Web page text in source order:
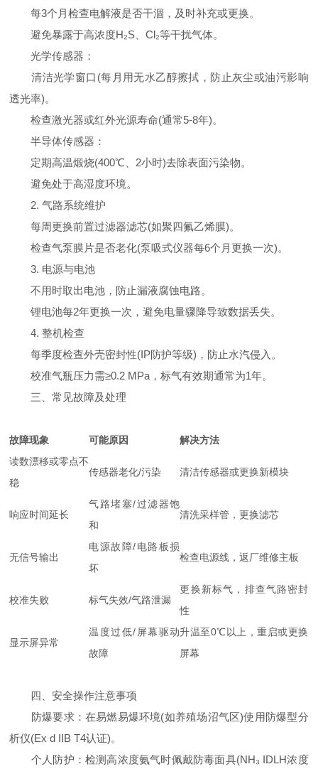
每3个月检查电解液是否干涸，及时补充或更换。
避免暴露于高浓度H₂S、Cl₂等干扰气体。
光学传感器：
清洁光学窗口(每月用无水乙醇擦拭，防止灰尘或油污影响
透光率)。
检查激光器或红外光源寿命(通常5-8年)。
半导体传感器：
定期高温煅烧(400℃、2小时)去除表面污染物。
避免处于高湿度环境。
2. 气路系统维护
每周更换前置过滤器滤芯(如聚四氟乙烯膜)。
检查气泵膜片是否老化(泵吸式仪器每6个月更换一次)。
3. 电源与电池
不用时取出电池，防止漏液腐蚀电路。
锂电池每2年更换一次，避免电量骤降导致数据丢失。
4. 整机检查
每季度检查外壳密封性(IP防护等级)，防止水汽侵入。
校准气瓶压力需≥0.2 MPa，标气有效期通常为1年。
三、常见故障及处理
故障现象 可能原因
解决方法
读数漂移或零点不
稳
传感器老化/污染 清洁传感器或更换新模块
响应时间延长
气路堵塞/过滤器饱
和
清洗采样管，更换滤芯
无信号输出
电源故障/电路板损
坏
检查电源线，返厂维修主板
校准失败 标气失效/气路泄漏
更换新标气，排查气路密封
性
显示屏异常
温度过低/屏幕驱动
故障
升温至0℃以上，重启或更换
屏幕
四、安全操作注意事项
防爆要求：在易燃易爆环境(如养殖场沼气区)使用防爆型分
析仪(Ex d IIB T4认证)。
个人防护：检测高浓度氨气时佩戴防毒面具(NH₃ IDLH浓度